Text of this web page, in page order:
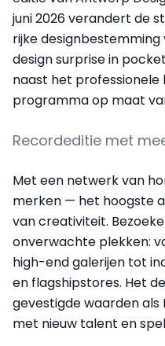
juni 2026 verandert de
rijke
design surprise in
naast het professionele
programma op maat
Recordeditie met
Met een netwerk van
merken — het hoogste
van creativiteit.
onverwachte plekken:
high-end galerijen tot
en flagshipstores. Het
gevestigde waarden als
met nieuw talent en